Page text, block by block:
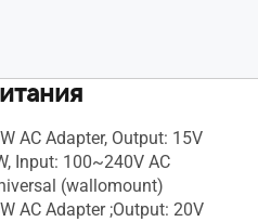
AC Adapter, Output: 15V
Input: 100~240V AC
(wallomount)
AC Adapter ;Output: 20V